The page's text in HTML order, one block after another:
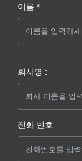
이름 *
회사명 :
전화 번호